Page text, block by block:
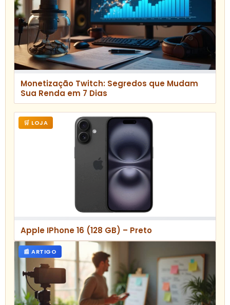
Monetização Twitch: Segredos que Mudam
Sua Renda em 7 Dias
🛒 LOJA
Apple IPhone 16 (128 GB) – Preto
📰 ARTIGO